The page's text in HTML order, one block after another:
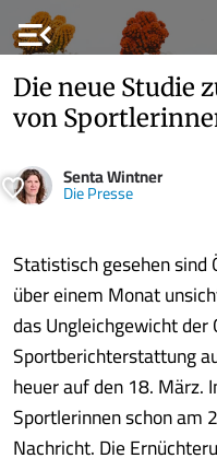
menu_open
Die neue Studie
von
Senta Wintner
Die Presse
Statistisch gesehen
über einem Monat
das Ungleichgewicht
Sportberichterstattung
heuer auf den 18. März.
Sportlerinnen schon am
Nachricht. Die